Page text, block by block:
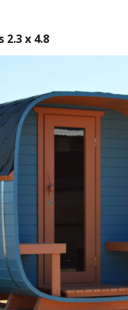
2.3 x 4.8